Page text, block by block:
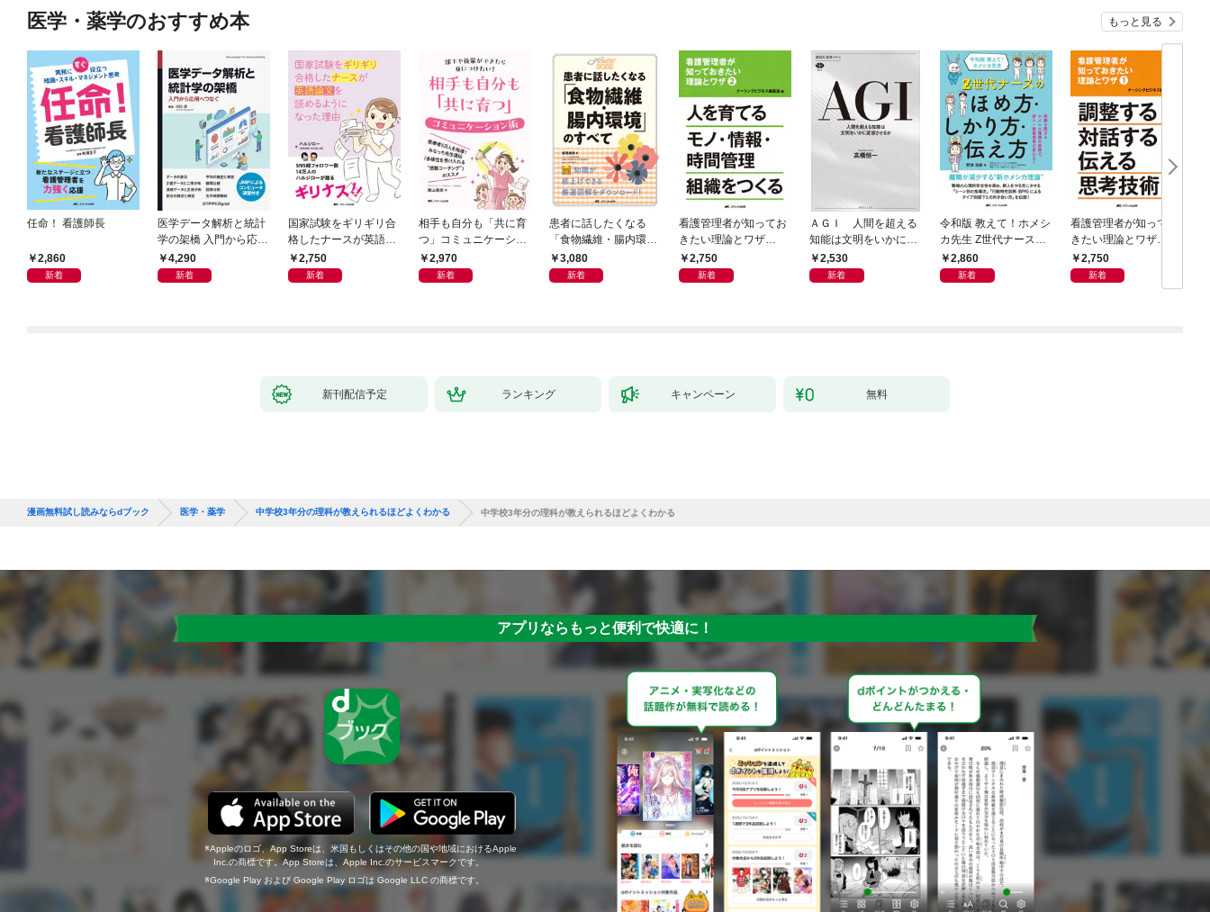
医学・薬学のおすすめ本 もっと見る
任命！ 看護師長
2,860
新着
医学データ解析と統計
学の架橋 入門から応用
へつなぐ
4,290
新着
国家試験をギリギリ合
格したナースが英語論
文を読めるようになっ
た理由
2,750
新着
相手も自分も「共に育
つ」コミュニケーショ
ン術2,970
新着
患者に話したくなる
「食物繊維・腸内環
境」のすべて
3,080
新着
看護管理者が知ってお
きたい理論とワザ②
人を育てる モノ・情
報・時間管理組織をつ
2,750
新着
ＡＧＩ 人間を超える
知能は文明をいかに変
容させるか
2,530
新着
令和版 教えて！ホメシ
カ先生 Z世代ナースの
ほめ方・しかり方・伝
え方
2,860
新着
看護管理者が知ってお
きたい理論とワザ①
調整する 対話する・伝
える 思考技術
2,750
新着
新刊配信予定 ランキング キャンペーン 無料
漫画無料試し読みならdブック 医学・薬学 中学校3年分の理科が教えられるほどよくわかる 中学校3年分の理科が教えられるほどよくわかる
アプリならもっと便利で快適に！
Appleのロゴ、App Storeは、米国もしくはその他の国や地域におけるApple
Inc.の商標です。App Storeは、Apple Inc.のサービスマークです。
Google Play および Google Play ロゴは Google LLC の商標です。